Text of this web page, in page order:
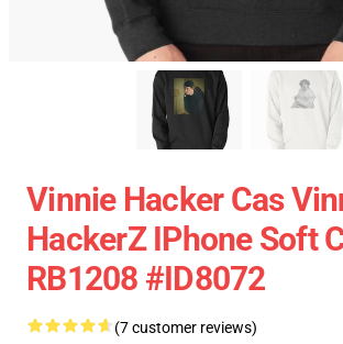
Vinnie Hacker Cas
HackerZ IPhone Soft
RB1208 #ID8072
(7 customer reviews)